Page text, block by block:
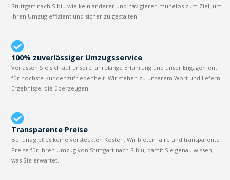
Stuttgart nach Sibiu wie kein anderer und navigieren mühelos zum Ziel, um
Ihren Umzug effizient und sicher zu gestalten.
100% zuverlässiger Umzugsservice
Verlassen Sie sich auf unsere jahrelange Erfahrung und unser Engagement
für höchste Kundenzufriedenheit. Wir stehen zu unserem Wort und liefern
Ergebnisse, die überzeugen.
Transparente Preise
Bei uns gibt es keine versteckten Kosten. Wir bieten faire und transparente
Preise für Ihren Umzug von Stuttgart nach Sibiu, damit Sie genau wissen,
was Sie erwartet.